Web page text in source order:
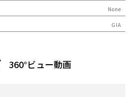
None
GIA
360°ビュー動画